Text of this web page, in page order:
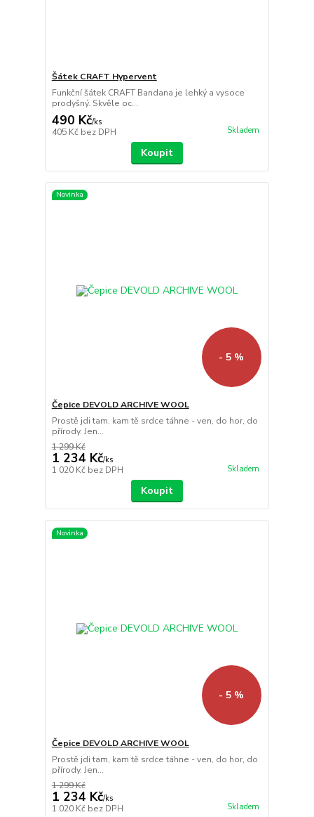
Šátek CRAFT Hypervent
Funkční šátek CRAFT Bandana je lehký a vysoce
prodyšný. Skvěle oc...
490 Kč/ks
405 Kč bez DPH Skladem
Koupit
Novinka
- 5 %
Čepice DEVOLD ARCHIVE WOOL
Prostě jdi tam, kam tě srdce táhne - ven, do hor, do
přírody. Jen...
1 299 Kč
1 234 Kč/ks
1 020 Kč bez DPH Skladem
Koupit
Novinka
- 5 %
Čepice DEVOLD ARCHIVE WOOL
Prostě jdi tam, kam tě srdce táhne - ven, do hor, do
přírody. Jen...
1 299 Kč
1 234 Kč/ks
1 020 Kč bez DPH Skladem